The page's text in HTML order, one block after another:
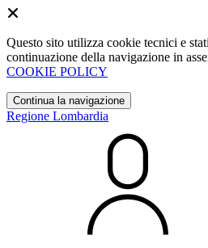
Questo sito utilizza cookie tecnici e
continuazione della navigazione in
COOKIE POLICY
Continua la navigazione
Regione Lombardia